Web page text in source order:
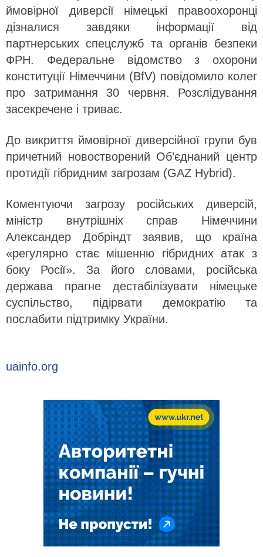
ймовірної диверсії німецькі правоохоронці
дізналися завдяки інформації від
партнерських спецслужб та органів безпеки
ФРН. Федеральне відомство з охорони
конституції Німеччини (BfV) повідомило колег
про затримання 30 червня. Розслідування
засекречене і триває.
До викриття ймовірної диверсійної групи був
причетний новостворений Об’єднаний центр
протидії гібридним загрозам (GAZ Hybrid).
Коментуючи загрозу російських диверсій,
міністр внутрішніх справ Німеччини
Александер Добріндт заявив, що країна
«регулярно стає мішенню гібридних атак з
боку Росії». За його словами, російська
держава прагне дестабілізувати німецьке
суспільство, підірвати демократію та
послабити підтримку України.
uainfo.org